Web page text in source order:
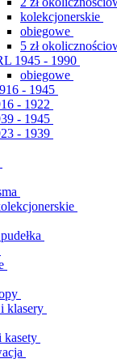
kolekcjonerskie
obiegowe
5 zł
1945 - 1990
obiegowe
- 1945
- 1922
- 1945
- 1939
klasery